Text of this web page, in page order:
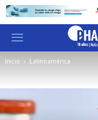
Inicio Latinoamérica